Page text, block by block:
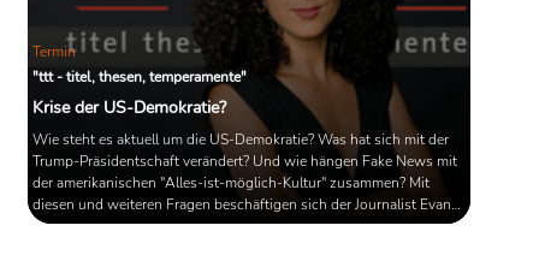
Termin
"ttt - titel, thesen, temperamente"
Krise der US-Demokratie?
Wie steht es aktuell um die US-Demokratie? Was hat sich mit der
Trump-Präsidentschaft verändert? Und wie hängen Fake News mit
der amerikanischen "Alles-ist-möglich-Kultur" zusammen? Mit
diesen und weiteren Fragen beschäftigen sich der Journalist Evan
Osnos ("Mein wütendes Land") und die Finanzexpertin Sandra